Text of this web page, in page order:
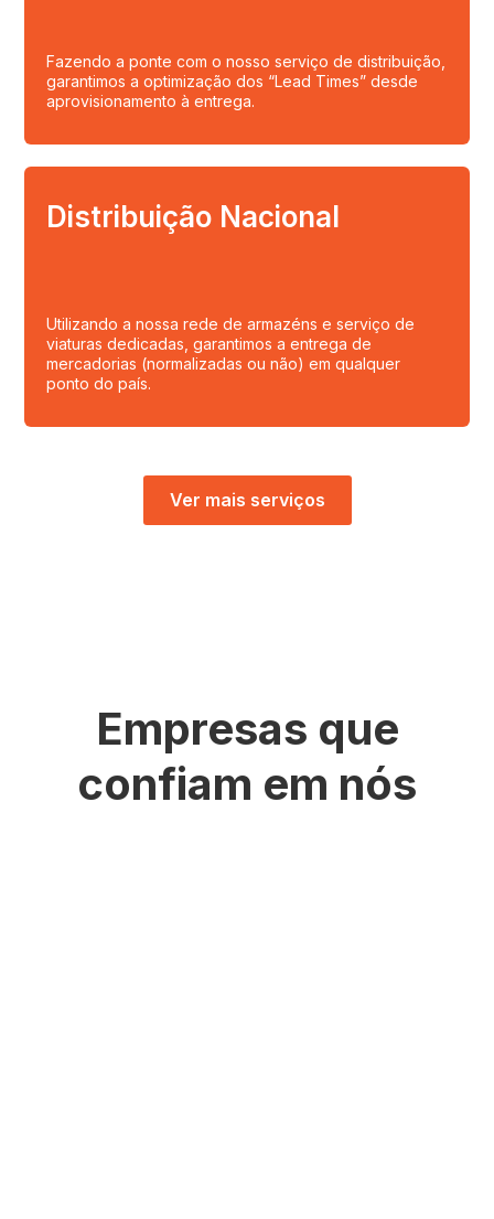
Fazendo a ponte com o nosso serviço de distribuição,
garantimos a optimização dos “Lead Times” desde
aprovisionamento à entrega.
Distribuição Nacional
Utilizando a nossa rede de armazéns e serviço de
viaturas dedicadas, garantimos a entrega de
mercadorias (normalizadas ou não) em qualquer
ponto do país.
Ver mais serviços
Empresas que
confiam em nós